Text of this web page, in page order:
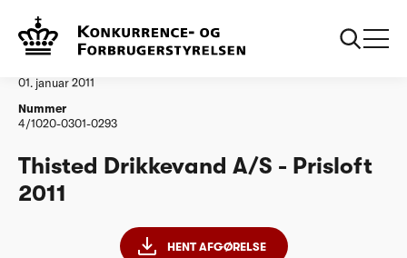
Vandtilsyn
01. januar 2011
Nummer
4/1020-0301-0293
Thisted Drikkevand A/S - Prisloft
2011
HENT AFGØRELSE